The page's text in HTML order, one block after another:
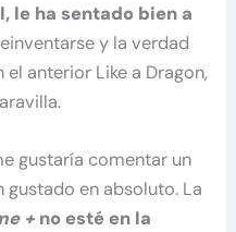
le ha sentado bien a
y la verdad
anterior Like a Dragon,
gustaría comentar un
gustado en absoluto. La
+no esté en la